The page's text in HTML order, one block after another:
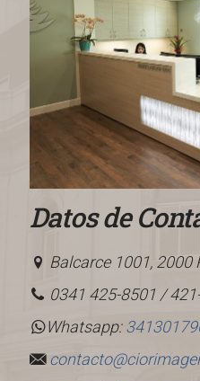
Datos de
Balcarce 1001, 2000
0341 425-8501 /
Whatsapp: